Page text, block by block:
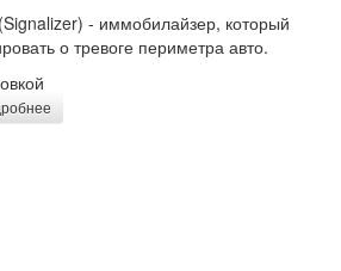
- иммобилайзер, который
о тревоге периметра авто.